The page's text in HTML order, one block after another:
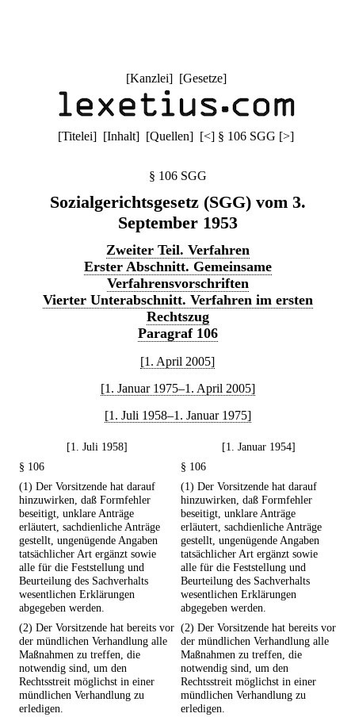
[Kanzlei] [Gesetze]
[Titelei] [Inhalt] [Quellen] [<] § 106 SGG [>]
§ 106 SGG
Sozialgerichtsgesetz (SGG) vom 3.
September 1953
Zweiter Teil. Verfahren
Erster Abschnitt. Gemeinsame
Verfahrensvorschriften
Vierter Unterabschnitt. Verfahren im ersten
Rechtszug
Paragraf 106
[1. April 2005]
[1. Januar 1975–1. April 2005]
[1. Juli 1958–1. Januar 1975]
[1. Juli 1958]
[1. Januar 1954]
§ 106
§ 106
(1) Der Vorsitzende hat darauf
hinzuwirken, daß Formfehler
beseitigt, unklare Anträge
erläutert, sachdienliche Anträge
gestellt, ungenügende Angaben
tatsächlicher Art ergänzt sowie
alle für die Feststellung und
Beurteilung des Sachverhalts
wesentlichen Erklärungen
abgegeben werden.
(1) Der Vorsitzende hat darauf
hinzuwirken, daß Formfehler
beseitigt, unklare Anträge
erläutert, sachdienliche Anträge
gestellt, ungenügende Angaben
tatsächlicher Art ergänzt sowie
alle für die Feststellung und
Beurteilung des Sachverhalts
wesentlichen Erklärungen
abgegeben werden.
(2) Der Vorsitzende hat bereits vor
der mündlichen Verhandlung alle
Maßnahmen zu treffen, die
notwendig sind, um den
Rechtsstreit möglichst in einer
mündlichen Verhandlung zu
erledigen.
(2) Der Vorsitzende hat bereits vor
der mündlichen Verhandlung alle
Maßnahmen zu treffen, die
notwendig sind, um den
Rechtsstreit möglichst in einer
mündlichen Verhandlung zu
erledigen.